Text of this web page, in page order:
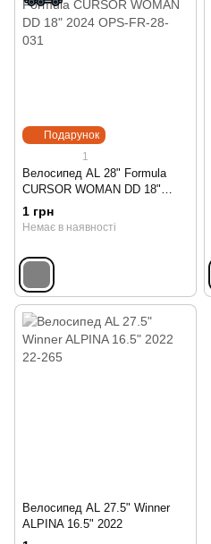
Подарунок
1
Велосипед AL 28" Formula
CURSOR WOMAN DD 18"
2024
1 грн
Немає в наявності
Велосипед AL 27.5" Winner
ALPINA 16.5" 2022